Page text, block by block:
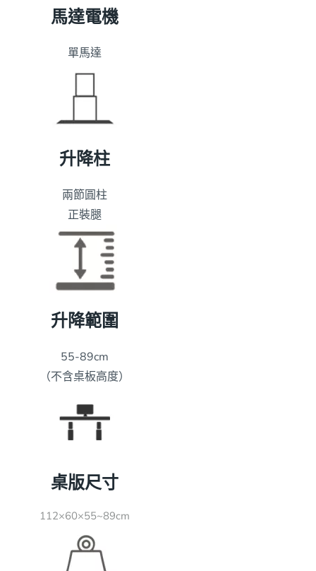
馬達電機
單馬達
升降柱
兩節圓柱
正裝腿
升降範圍
55-89cm
（不含桌板高度）
桌版尺寸
112×60×55~89cm